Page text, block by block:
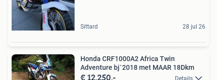
Sittard 28 jul 26
Honda CRF1000A2 Africa Twin
Adventure bj`2018 met MAAR 18Dkm
€ 12.250,- Details